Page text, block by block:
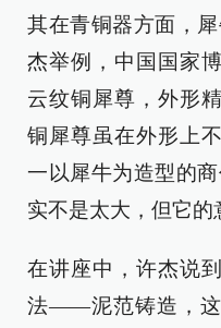
其在青铜器方面，
杰举例，中国国家
云纹铜犀尊，外形
铜犀尊虽在外形上
一以犀牛为造型的
实不是太大，但它的
在讲座中，许杰说
法——泥范铸造，这